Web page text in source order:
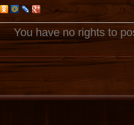
You have no rights to